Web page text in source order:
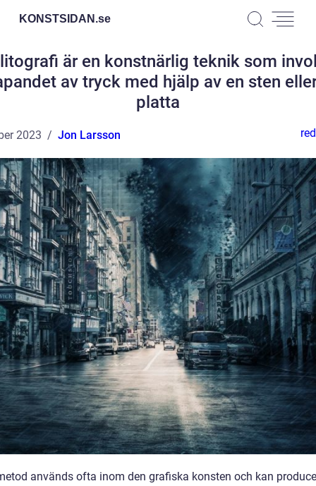
KONSTSIDAN.se
är en konstnärlig teknik som
av tryck med hjälp av en sten
platta
2023 Jon Larsson
används ofta inom den grafiska konsten och kan